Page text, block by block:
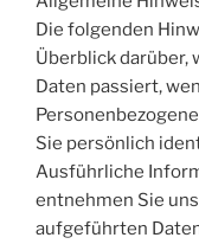
Die folgenden
Überblick darüber,
Daten passiert,
Sie persönlich
Ausführliche
entnehmen Sie
aufgeführten